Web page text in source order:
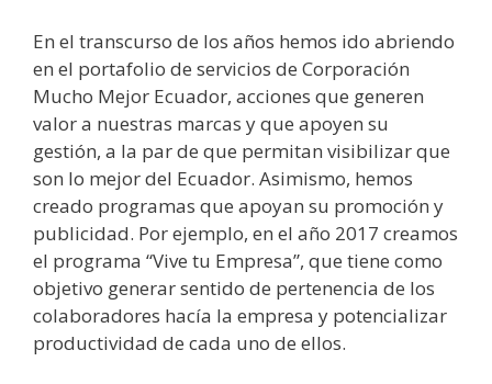
En el transcurso de los años hemos ido abriendo
en el portafolio de servicios de Corporación
Mucho Mejor Ecuador, acciones que generen
valor a nuestras marcas y que apoyen su
gestión, a la par de que permitan visibilizar que
son lo mejor del Ecuador. Asimismo, hemos
creado programas que apoyan su promoción y
publicidad. Por ejemplo, en el año 2017 creamos
el programa “Vive tu Empresa”, que tiene como
objetivo generar sentido de pertenencia de los
colaboradores hacía la empresa y potencializar
productividad de cada uno de ellos.